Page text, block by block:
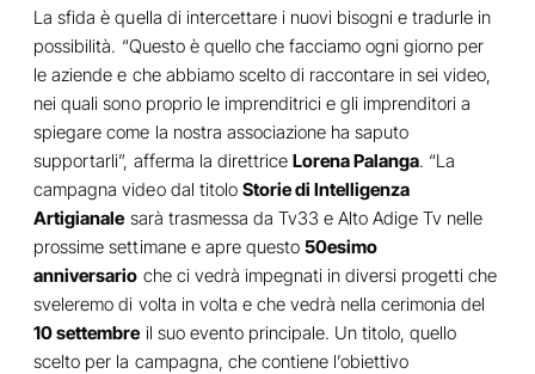
La sfida è quella di intercettare i nuovi bisogni e tradurle in
possibilità. “Questo è quello che facciamo ogni giorno per
le aziende e che abbiamo scelto di raccontare in sei video,
nei quali sono proprio le imprenditrici e gli imprenditori a
spiegare come la nostra associazione ha saputo
supportarli”, afferma la direttrice Lorena Palanga. “La
campagna video dal titolo Storie di Intelligenza
Artigianalesarà trasmessa da Tv33 e Alto Adige Tv nelle
prossime settimane e apre questo 50esimo
anniversario che ci vedrà impegnati in diversi progetti che
sveleremo di volta in volta e che vedrà nella cerimonia del
10 settembreil suo evento principale. Un titolo, quello
scelto per la campagna, che contiene l’obiettivo